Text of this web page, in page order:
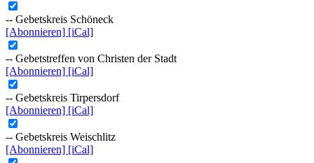
-- Gebetskreis Schöneck
[Abonnieren] [iCal]
-- Gebetstreffen von Christen der Stadt
[Abonnieren] [iCal]
-- Gebetskreis Tirpersdorf
[Abonnieren] [iCal]
-- Gebetskreis Weischlitz
[Abonnieren] [iCal]